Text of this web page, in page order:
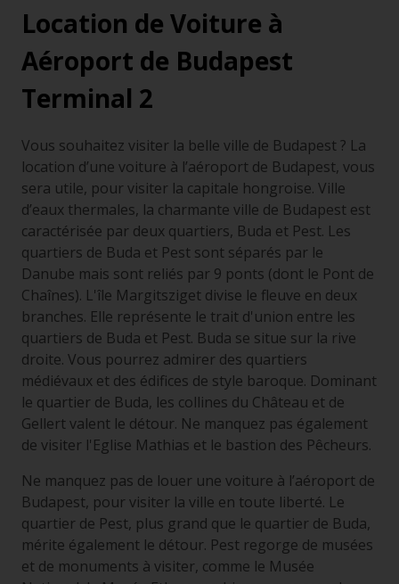
Location de Voiture à
Aéroport de Budapest
Terminal 2
Vous souhaitez visiter la belle ville de Budapest ? La
location d’une voiture à l’aéroport de Budapest, vous
sera utile, pour visiter la capitale hongroise. Ville
d’eaux thermales, la charmante ville de Budapest est
caractérisée par deux quartiers, Buda et Pest. Les
quartiers de Buda et Pest sont séparés par le
Danube mais sont reliés par 9 ponts (dont le Pont de
Chaînes). L'île Margitsziget divise le fleuve en deux
branches. Elle représente le trait d'union entre les
quartiers de Buda et Pest. Buda se situe sur la rive
droite. Vous pourrez admirer des quartiers
médiévaux et des édifices de style baroque. Dominant
le quartier de Buda, les collines du Château et de
Gellert valent le détour. Ne manquez pas également
de visiter l'Eglise Mathias et le bastion des Pêcheurs.
Ne manquez pas de louer une voiture à l’aéroport de
Budapest, pour visiter la ville en toute liberté. Le
quartier de Pest, plus grand que le quartier de Buda,
mérite également le détour. Pest regorge de musées
et de monuments à visiter, comme le Musée